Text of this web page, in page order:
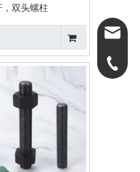
双头螺柱
0574-